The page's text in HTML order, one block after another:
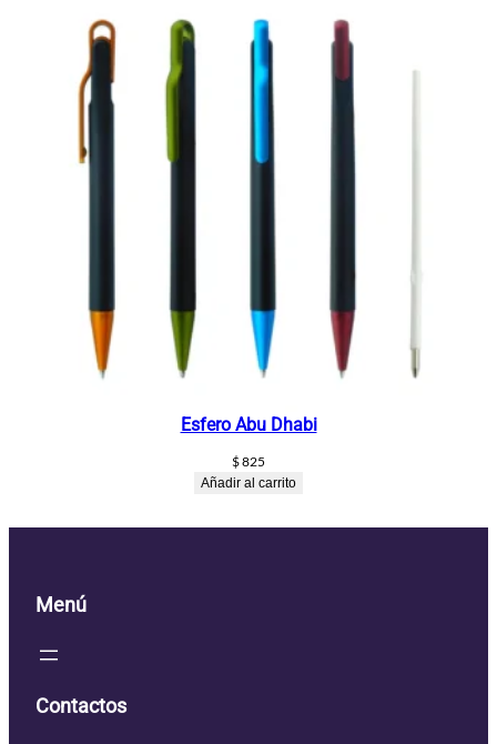
Esfero Abu Dhabi
$825
Añadir al carrito
Menú
Contactos